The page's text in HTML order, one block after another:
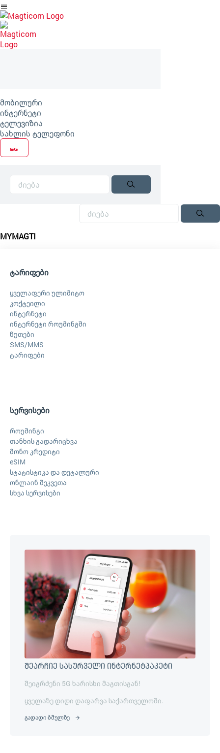
არტიკლზე
გადასვლა
მობილური
ინტერნეტი
ტელევიზია
სახლის ტელეფონი
MYMAGTI
ტარიფები
ყველაფერი ულიმიტო
კოქტეილი
ინტერნეტი
ინტერნეტი როუმინგში
წუთები
SMS/MMS
ტარიფები
სერვისები
როუმინგი
თანხის გადარიცხვა
მონო კრედიტი
eSIM
სტატისტიკა და დეტალური
ონლაინ შეკვეთა
სხვა სერვისები
შეარჩიე სასურველი ინტერნეტპაკეტი
შეიგრძენი 5G ხარისხი მაგთისგან!
ყველაზე დიდი დაფარვა საქართველოში.
გადადი ბმულზე